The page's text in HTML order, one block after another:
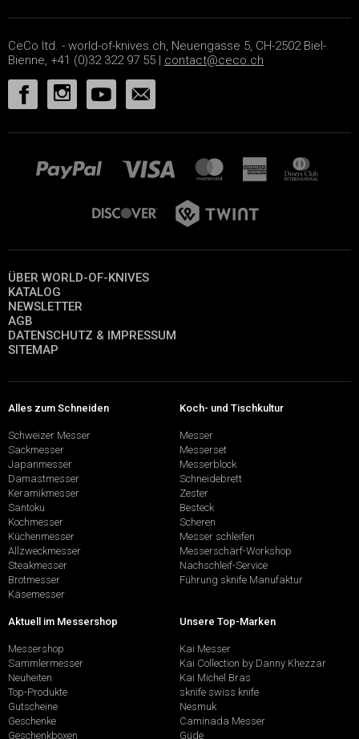
CeCo ltd. - world-of-knives.ch, Neuengasse 5, CH-2502 Biel-
Bienne, +41 (0)32 322 97 55 | contact@ceco.ch
ÜBER WORLD-OF-KNIVES
KATALOG
NEWSLETTER
AGB
DATENSCHUTZ & IMPRESSUM
SITEMAP
Alles zum Schneiden
Schweizer Messer
Sackmesser
Japanmesser
Damastmesser
Keramikmesser
Santoku
Kochmesser
Küchenmesser
Allzweckmesser
Steakmesser
Brotmesser
Käsemesser
Koch- und Tischkultur
Messer
Messerset
Messerblock
Schneidebrett
Zester
Besteck
Scheren
Messer schleifen
Messerschärf-Workshop
Nachschleif-Service
Führung sknife Manufaktur
Aktuell im Messershop
Messershop
Sammlermesser
Neuheiten
Top-Produkte
Gutscheine
Geschenke
Geschenkboxen
Unsere Top-Marken
Kai Messer
Kai Collection by Danny Khezzar
Kai Michel Bras
sknife swiss knife
Nesmuk
Caminada Messer
Güde